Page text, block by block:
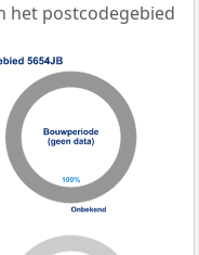
het postcodegebied